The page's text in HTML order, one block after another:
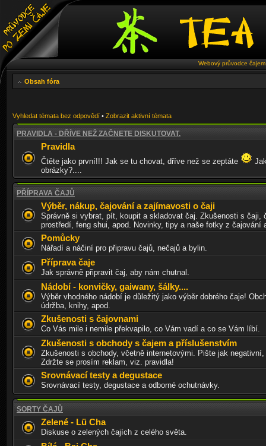
Webový průvodce
Obsah fóra
Vyhledat témata bez odpovědí • Zobrazit aktivní témata
PRAVIDLA - DŘÍVE NEŽ ZAČNETE DISKUTOVAT.
Pravidla
Čtěte jako první!!! Jak se tu chovat, dříve než se zeptáte
obrázky?....
PŘÍPRAVA ČAJŮ
Výběr, nákup, čajování a zajímavosti o čaji
Správně si vybrat, pít, koupit a skladovat čaj. Zkušenosti s čaji,
prostředí, feng shui, apod. Novinky, tipy a naše fotky z čajování
Pomůcky
Nářadí a náčiní pro připravu čajů, nečajů a bylin.
Příprava čaje
Jak správně připravit čaj, aby nám chutnal.
Nádobí - konvičky, gaiwany, šálky....
Výběr vhodného nádobí je důležitý jako výběr dobrého čaje!
údržba, knihy, apod.
Zkušenosti s čajovnami
Co Vás mile i nemile překvapilo, co Vám vadí a co se Vám líbí.
Zkušenosti s obchody s čajem a příslušenstvím
Zkušenosti s obchody, včetně internetovými. Pište jak
Zdržte se prosím reklam, viz. pravidla!
Srovnávací testy a degustace
Srovnávací testy, degustace a odborné ochutnávky.
SORTY ČAJŮ
Zelené - Lü Cha
Diskuse o zelených čajích z celého světa.